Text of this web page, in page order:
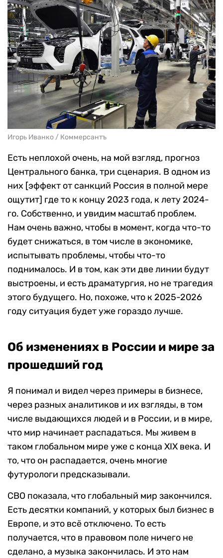
Игорь Иванко / Коммерсантъ
Есть неплохой очень, на мой взгляд, прогноз
Центрального банка, три сценария. В одном из
них [эффект от санкций Россия в полной мере
ощутит] где то к концу 2023 года, к лету 2024-
го. Собственно, и увидим масштаб проблем.
Нам очень важно, чтобы в момент, когда что-то
будет снижаться, в том числе в экономике,
испытывать проблемы, чтобы что-то
поднималось. И в том, как эти две линии будут
выстроены, и есть драматургия, но не трагедия
этого будущего. Но, похоже, что к 2025-2026
году ситуация будет уже гораздо лучше.
Об изменениях в России и мире за
прошедший год
Я понимал и видел через примеры в бизнесе,
через разных аналитиков и их взгляды, в том
числе выдающихся людей и в России, и в мире,
что мир начинает распадаться. Мы живем в
таком глобальном мире уже с конца XIX века. И
то, что он распадается, очень многие
футурологи предсказывали.
СВО показала, что глобальный мир закончился.
Есть десятки компаний, у которых был бизнес в
Европе, и это всё отключено. То есть
получается, что в правовом поле ничего не
сделано, а музыка закончилась. И это нам